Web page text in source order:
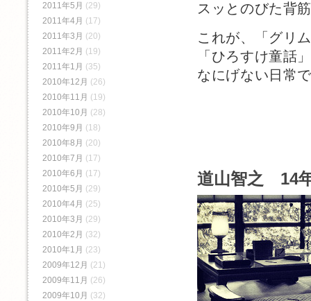
スッとのびた背
これが、「グリ
「ひろすけ童話
なにげない日常
道山智之 14
2011年5月 (29)
2011年4月 (17)
2011年3月 (20)
2011年2月 (19)
2011年1月 (35)
2010年12月 (26)
2010年11月 (19)
2010年10月 (28)
2010年9月 (18)
2010年8月 (20)
2010年7月 (17)
2010年6月 (17)
2010年5月 (29)
2010年4月 (25)
2010年3月 (29)
2010年2月 (32)
2010年1月 (23)
2009年12月 (21)
2009年11月 (26)
2009年10月 (32)